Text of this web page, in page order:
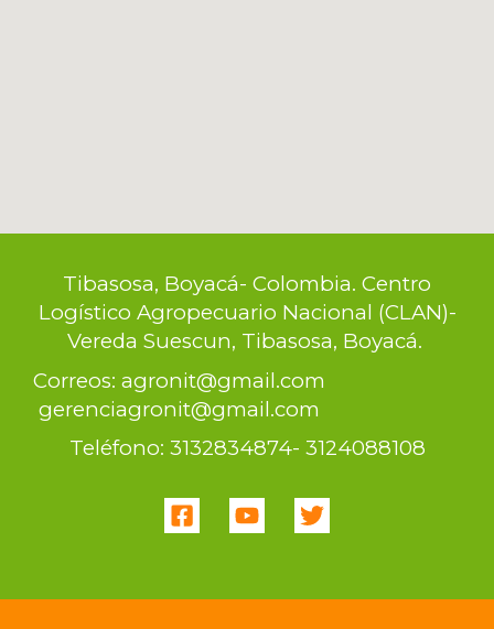
Tibasosa, Boyacá- Colombia. Centro
Logístico Agropecuario Nacional (CLAN)-
Vereda Suescun, Tibasosa, Boyacá.
Correos: agronit@gmail.com
gerenciagronit@gmail.com
Teléfono: 3132834874- 3124088108